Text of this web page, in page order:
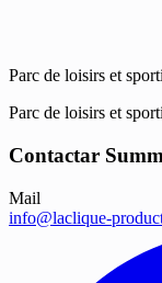
Parc de loisirs et
Parc de loisirs et
Contactar
Mail
info@laclique-